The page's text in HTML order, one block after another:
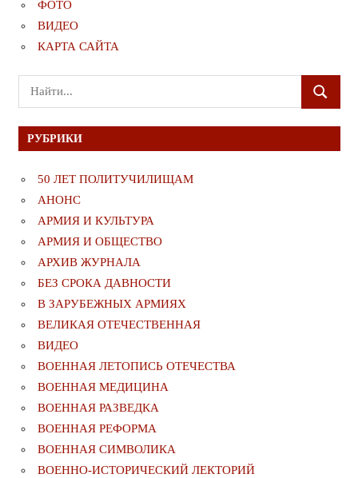
ФОТО
ВИДЕО
КАРТА САЙТА
Поиск
для:
ПОИСК
РУБРИКИ
50 ЛЕТ ПОЛИТУЧИЛИЩАМ
АНОНС
АРМИЯ И КУЛЬТУРА
АРМИЯ И ОБЩЕСТВО
АРХИВ ЖУРНАЛА
БЕЗ СРОКА ДАВНОСТИ
В ЗАРУБЕЖНЫХ АРМИЯХ
ВЕЛИКАЯ ОТЕЧЕСТВЕННАЯ
ВИДЕО
ВОЕННАЯ ЛЕТОПИСЬ ОТЕЧЕСТВА
ВОЕННАЯ МЕДИЦИНА
ВОЕННАЯ РАЗВЕДКА
ВОЕННАЯ РЕФОРМА
ВОЕННАЯ СИМВОЛИКА
ВОЕННО-ИСТОРИЧЕСКИЙ ЛЕКТОРИЙ